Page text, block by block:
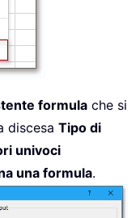
formula che si
discesa Tipo di
univoci
una formula.